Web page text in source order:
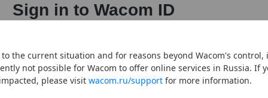
to the current situation and for reasons beyond Wacom's control,
not possible for Wacom to offer online services in Russia. If
please visit wacom.ru/support for more information.
Sign in to Wacom ID
Email